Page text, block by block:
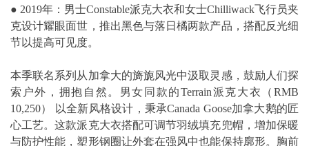
● 2019年：男士Constable派克大衣和女士Chilliwack飞行员夹
克设计耀眼面世，推出黑色与落日橘两款产品，搭配反光细
节以提高可见度。
本季联名系列从加拿大的旖旎风光中汲取灵感，鼓励人们探
索户外，拥抱自然。男女同款的Terrain派克大衣（RMB
10,250） 以全新风格设计，秉承Canada Goose加拿大鹅的匠
心工艺。这款派克大衣搭配可调节羽绒填充兜帽，增加保暖
与防护性能，塑形钢圈让外套在强风中也能保持廓形。胸前